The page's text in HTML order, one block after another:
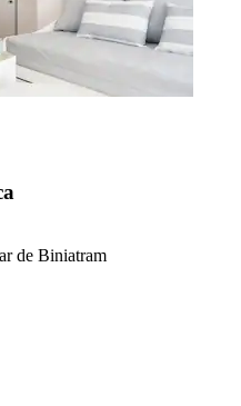
de Biniatram